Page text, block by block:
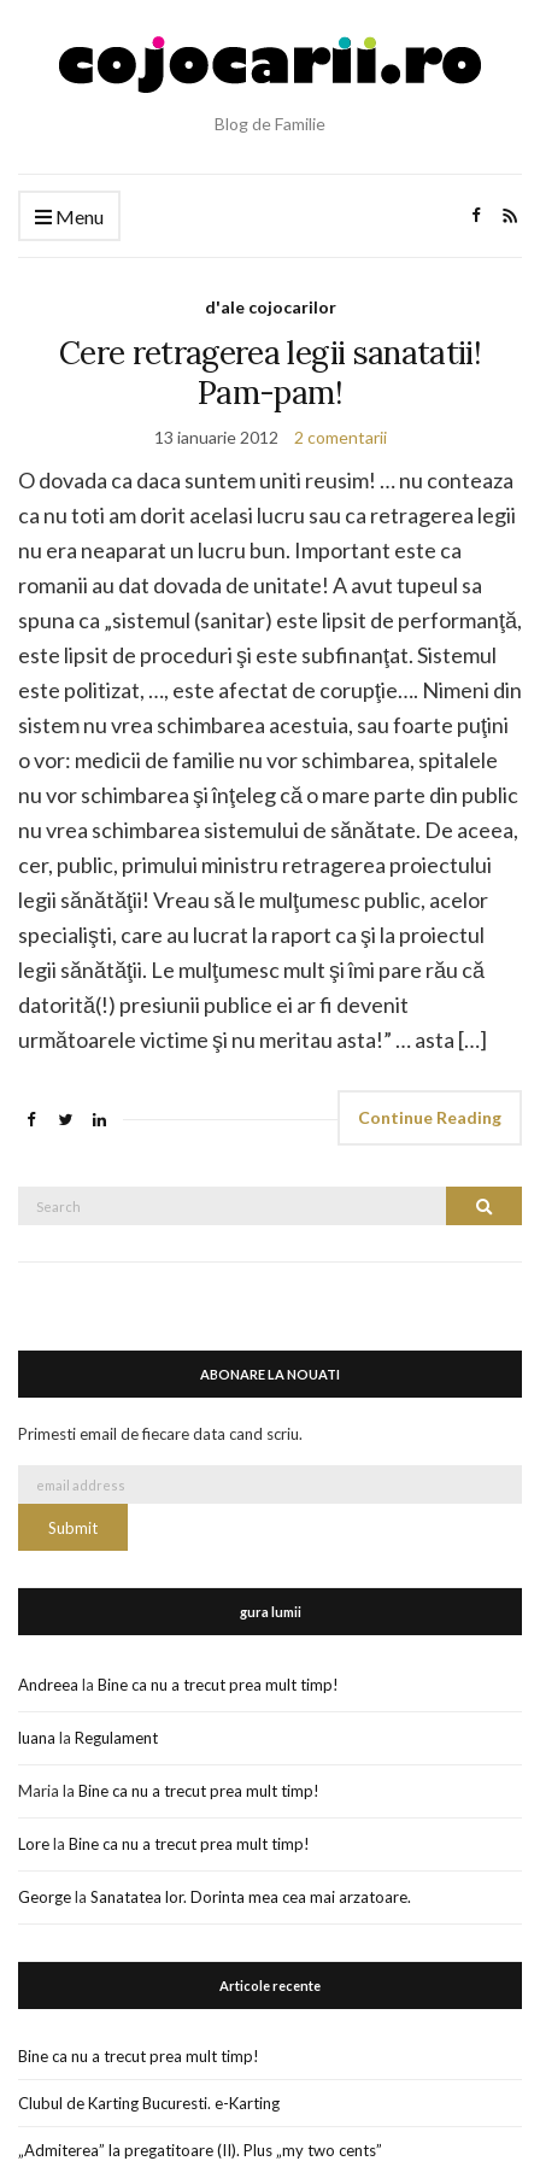
Blog de Familie
Menu
d'ale cojocarilor
Cere retragerea legii sanatatii!
Pam-pam!
13 ianuarie 2012 2 comentarii
O dovada ca daca suntem uniti reusim! … nu conteaza
ca nu toti am dorit acelasi lucru sau ca retragerea legii
nu era neaparat un lucru bun. Important este ca
romanii au dat dovada de unitate! A avut tupeul sa
spuna ca „sistemul (sanitar) este lipsit de performanţă,
este lipsit de proceduri şi este subfinanţat. Sistemul
este politizat, …, este afectat de corupţie…. Nimeni din
sistem nu vrea schimbarea acestuia, sau foarte puţini
o vor: medicii de familie nu vor schimbarea, spitalele
nu vor schimbarea şi înţeleg că o mare parte din public
nu vrea schimbarea sistemului de sănătate. De aceea,
cer, public, primului ministru retragerea proiectului
legii sănătăţii! Vreau să le mulţumesc public, acelor
specialişti, care au lucrat la raport ca şi la proiectul
legii sănătăţii. Le mulţumesc mult şi îmi pare rău că
datorită(!) presiunii publice ei ar fi devenit
următoarele victime şi nu meritau asta!” … asta […]
Continue Reading
Search
ABONARE LA NOUATI
Primesti email de fiecare data cand scriu.
gura lumii
Andreea la Bine ca nu a trecut prea mult timp!
luana la Regulament
Maria la Bine ca nu a trecut prea mult timp!
Lorela Bine ca nu a trecut prea mult timp!
Georgela Sanatatea lor. Dorinta mea cea mai arzatoare.
Articole recente
Bine ca nu a trecut prea mult timp!
Clubul de Karting Bucuresti. e-Karting
„Admiterea” la pregatitoare (II). Plus „my two cents”